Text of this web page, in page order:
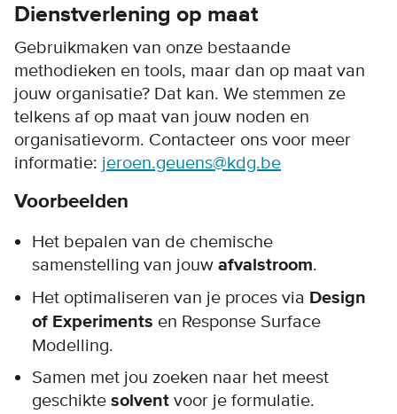
Dienstverlening op maat
Gebruikmaken van onze bestaande
methodieken en tools, maar dan op maat van
jouw organisatie? Dat kan. We stemmen ze
telkens af op maat van jouw noden en
organisatievorm. Contacteer ons voor meer
informatie: jeroen.geuens@kdg.be
Voorbeelden
Het bepalen van de chemische
samenstelling van jouw afvalstroom.
Het optimaliseren van je proces via Design
of Experiments en Response Surface
Modelling.
Samen met jou zoeken naar het meest
geschikte solvent voor je formulatie.